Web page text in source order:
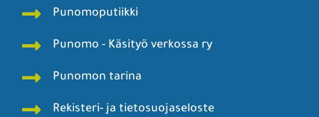
Punomoputiikki
Punomo - Käsityö verkossa ry
Punomon tarina
Rekisteri- ja tietosuojaseloste